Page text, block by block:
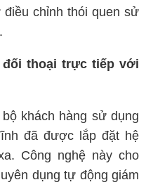
chỉnh thói quen sử
đối thoại trực tiếp với
khách hàng sử dụng
đã được lắp đặt hệ
Công nghệ này cho
dụng tự động giám